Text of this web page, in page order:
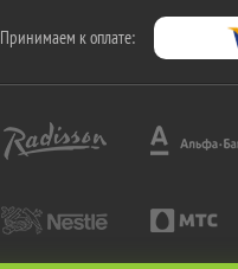
Принимаем к оплате: